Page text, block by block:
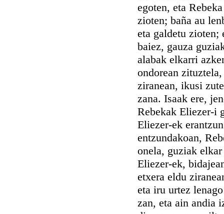
egoten, eta
zioten; baña au
eta galdetu zioten;
baiez, gauza
alabak elkarri
ondorean
ziranean, ikusi
zana. Isaak ere,
Rebekak Eliezer-i
Eliezer-ek
entzundakoan,
onela, guziak
Eliezer-ek,
etxera eldu
eta iru urtez
zan, eta ain andia